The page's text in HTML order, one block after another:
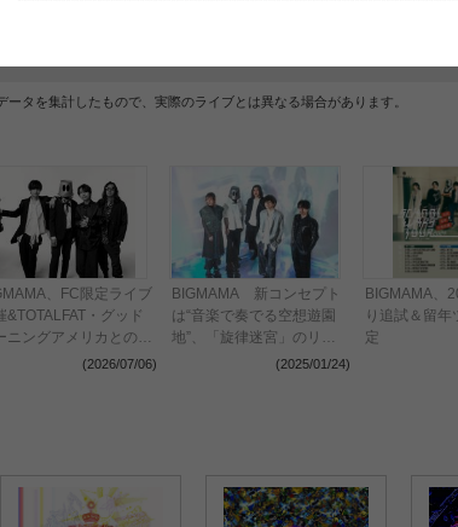
タを集計したもので、実際のライブとは異なる場合があります。
、FC限定ライブ
&TOTALFAT・グッド
ニングアメリカとのス
ャルスリーマンライブ
(2026/07/06)
BIGMAMA 新コンセプト
は“音楽で奏でる空想遊園
地”、「旋律迷宮」のリリ
ースが決定 東名阪ツアー
(2025/01/24)
BIGMAMA、
り追試＆留年
定